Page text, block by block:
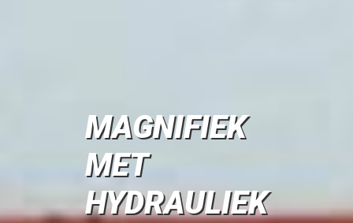
MAGNIFIEK
MET
HYDRAULIEK